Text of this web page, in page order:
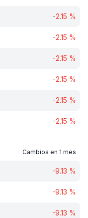
-2.15 %
-2.15 %
-2.15 %
-2.15 %
-2.15 %
-2.15 %
Cambios en 1 mes
-9.13 %
-9.13 %
-9.13 %